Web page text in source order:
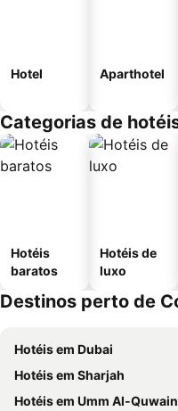
Hotel Aparthotel
Categorias de
Hotéis
baratos
Hotéis de
luxo
Destinos perto de
Hotéis em Dubai
Hotéis em Sharjah
Hotéis em Umm Al-Quwain